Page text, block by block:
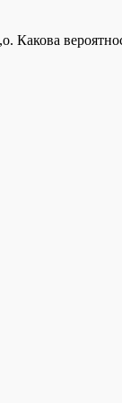
Какова